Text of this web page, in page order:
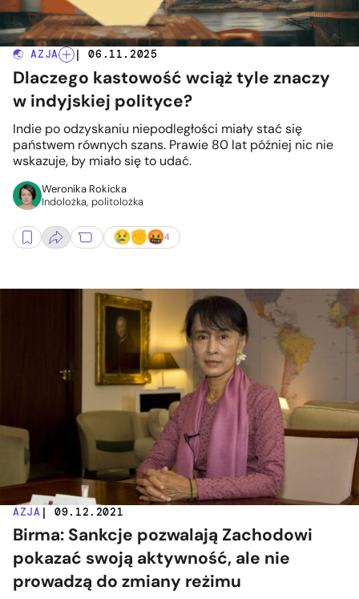
🌏 AZJA | 06.11.2025
Dlaczego kastowość wciąż tyle znaczy
w indyjskiej polityce?
Indie po odzyskaniu niepodległości miały stać się
państwem równych szans. Prawie 80 lat później nic nie
wskazuje, by miało się to udać.
Weronika Rokicka
Indolożka, politolożka
4
AZJA | 09.12.2021
Birma: Sankcje pozwalają Zachodowi
pokazać swoją aktywność, ale nie
prowadzą do zmiany reżimu